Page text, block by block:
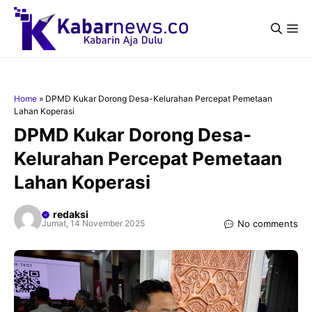
Langsung
Home » DPMD Kukar Dorong Desa-Kelurahan Percepat Pemetaan
Lahan Koperasi
DPMD Kukar Dorong Desa-
Kelurahan Percepat Pemetaan
Lahan Koperasi
redaksi
Jumat, 14 November 2025 No comments